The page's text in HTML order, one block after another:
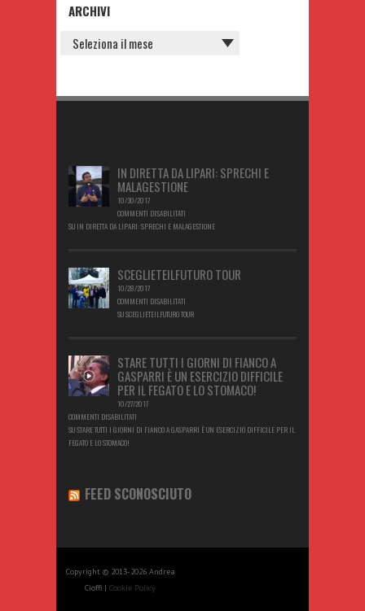
ARCHIVI
IN DIRETTA DA LIPARI: SPRECHI E
MALAGESTIONE
10/30/2017
COMMENTI DISABILITATI
SU IN DIRETTA DA LIPARI: SPRECHI E MALAGESTIONE
SCEGLIETEILFUTURO TOUR
10/28/2017
COMMENTI DISABILITATI
SU SCEGLIETEILFUTURO TOUR
STARE TUTTI I GIORNI DI FIANCO A
GASPARRI È UN ESERCIZIO DIFFICILE
PER IL FEGATO E LO STOMACO!
10/27/2017
COMMENTI DISABILITATI
SU STARE TUTTI I GIORNI DI FIANCO A GASPARRI È UN ESERCIZIO DIFFICILE PER IL
FEGATO E LO STOMACO!
FEED SCONOSCIUTO
Copyright © 2013-2026 Andrea
Cioffi | Cookie Policy